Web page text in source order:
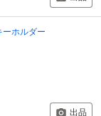
ーホルダー
出品